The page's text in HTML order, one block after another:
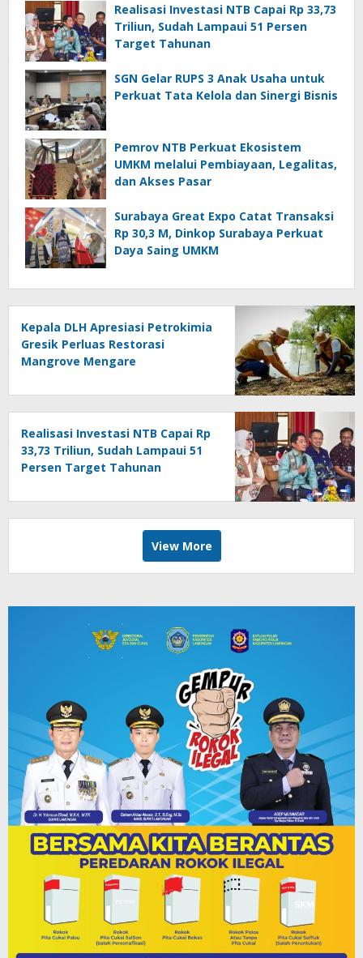
Realisasi Investasi NTB Capai Rp 33,73
Triliun, Sudah Lampaui 51 Persen
Target Tahunan
SGN Gelar RUPS 3 Anak Usaha untuk
Perkuat Tata Kelola dan Sinergi Bisnis
Pemrov NTB Perkuat Ekosistem
UMKM melalui Pembiayaan, Legalitas,
dan Akses Pasar
Surabaya Great Expo Catat Transaksi
Rp 30,3 M, Dinkop Surabaya Perkuat
Daya Saing UMKM
Kepala DLH Apresiasi Petrokimia
Gresik Perluas Restorasi
Mangrove Mengare
Realisasi Investasi NTB Capai Rp
33,73 Triliun, Sudah Lampaui 51
Persen Target Tahunan
View More